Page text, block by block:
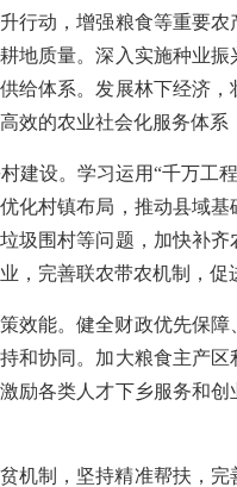
行动，增强粮食等重要
地质量。深入实施种业
给体系。发展林下经济
效的农业社会化服务体
村建设。学习运用“千万
化村镇布局，推动县域
圾围村等问题，加快补
，完善联农带农机制，促
策效能。健全财政优先保
和协同。加大粮食主产
励各类人才下乡服务和
机制，坚持精准帮扶，